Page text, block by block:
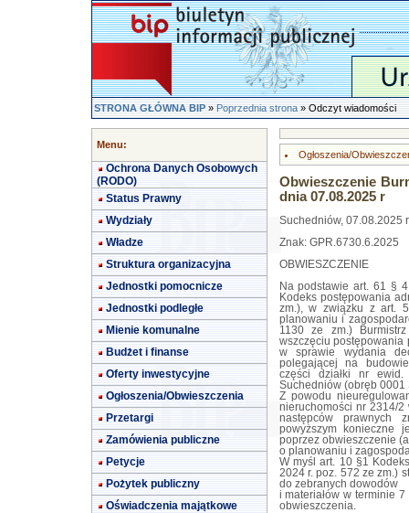
STRONA GŁÓWNA BIP»Poprzednia strona» Odczyt wiadomości
Menu:
Ochrona Danych Osobowych
(RODO)
Status Prawny
Wydziały
Władze
Struktura organizacyjna
Jednostki pomocnicze
Jednostki podległe
Mienie komunalne
Budżet i finanse
Oferty inwestycyjne
Ogłoszenia/Obwieszczenia
Przetargi
Zamówienia publiczne
Petycje
Pożytek publiczny
Oświadczenia majątkowe
Ogłoszenia/
Obwieszczenie
dnia 07.08.2025 r
Suchedniów, 07.08.2025
Znak: GPR.6730.6.2025
OBWIESZCZENIE
Na podstawie art. 61 §
Kodeks postępowania
zm.), w związku z art.
planowaniu i
1130 ze zm.)
wszczęciu postępowania
w sprawie wydania
polegającej na
części działki nr ewid.
Suchedniów (obręb 0001
Z powodu
nieruchomości nr 2314/
następców prawnych
powyższym konieczne
poprzez obwieszczenie
o planowaniu i
W myśl art. 10 §1
2024 r. poz. 572 ze zm.)
do zebranych dowodów
i materiałów w terminie
obwieszczenia.